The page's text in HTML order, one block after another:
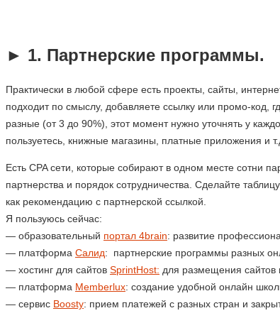
► 1. Партнерские программы.
Практически в любой сфере есть проекты, сайты,
подходит по смыслу, добавляете ссылку или промо-код,
разные (от 3 до 90%), этот момент нужно уточнять у
пользуетесь, книжные магазины, платные приложения и
Есть CPA сети, которые собирают в одном месте сотни
партнерства и порядок сотрудничества. Сделайте
как рекомендацию с партнерской ссылкой.
Я пользуюсь сейчас:
— образовательный портал 4brain: развитие
— платформа Салид: партнерские программы разных
— хостинг для сайтов SprintHost: для размещения сайтов
— платформа Memberlux: создание удобной онлайн
— сервис Boosty: прием платежей с разных стран и